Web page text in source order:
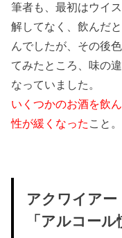
筆者も、最初はウイ
解してなく、飲んだ
んでしたが、その後
てみたところ、味の
なっていました。
いくつかのお酒を飲
性が緩くなった こと
アクワイア
「アルコール